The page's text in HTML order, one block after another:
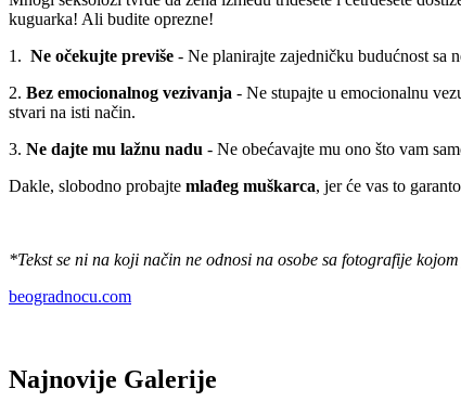
kuguarka! Ali budite oprezne!
1. Ne očekujte previše - Ne planirajte zajedničku budućnost sa
2. Bez emocionalnog vezivanja - Ne stupajte u emocionalnu
stvari na isti način.
3. Ne dajte mu lažnu nadu - Ne obećavajte mu ono što vam
Dakle, slobodno probajte mlađeg muškarca, jer će vas to
*Tekst se ni na koji način ne odnosi na osobe sa fotografije
beogradnocu.com
Najnovije Galerije